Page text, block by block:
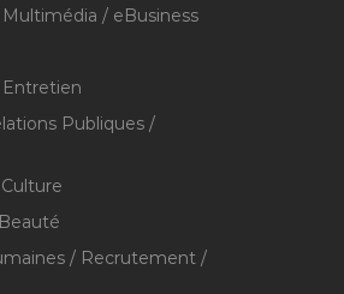
/ eBusiness
Publiques /
/ Recrutement /